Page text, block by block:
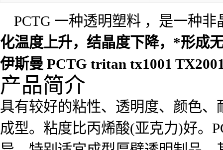
PCTG 一种透明塑料 ，是一种非
化温度上升，结晶度下降，*形成
伊斯曼 PCTG tritan tx1001
产品简介
具有较好的粘性、透明度、颜色
成型。粘度比丙烯酸(亚克力)好。